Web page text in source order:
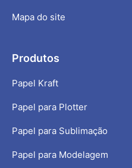
Mapa do site
Produtos
Papel Kraft
Papel para Plotter
Papel para Sublimação
Papel para Modelagem